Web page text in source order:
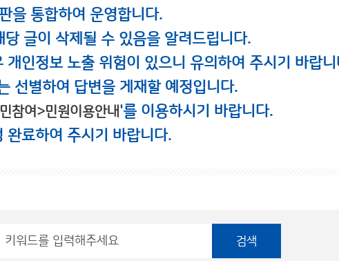
을 통합하여 운영합니다.
글이 삭제될 수 있음을 알려드립니다.
인정보 노출 위험이 있으니 유의하여 주시기 바랍니
선별하여 답변을 게재할 예정입니다.
참여>민원이용안내'를 이용하시기 바랍니다.
료하여 주시기 바랍니다.
검색